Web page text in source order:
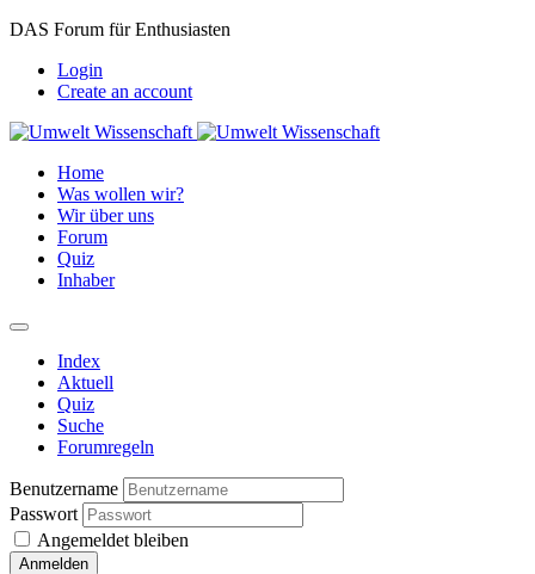
DAS Forum für Enthusiasten
Login
Create an account
Home
Was wollen wir?
Wir über uns
Forum
Quiz
Inhaber
Index
Aktuell
Quiz
Suche
Forumregeln
Benutzername
Passwort
Angemeldet bleiben
Anmelden